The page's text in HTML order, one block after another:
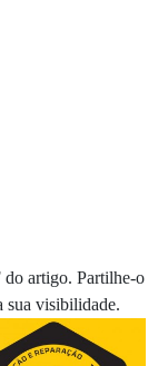
artigo. Partilhe-o
sua visibilidade.